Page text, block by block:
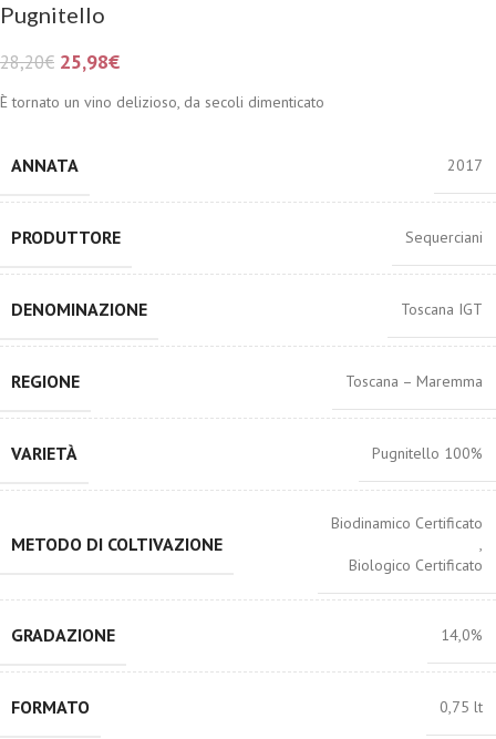
Pugnitello
28,20€ 25,98€
È tornato un vino delizioso, da secoli dimenticato
ANNATA 2017
PRODUTTORE Sequerciani
DENOMINAZIONE Toscana IGT
REGIONE Toscana – Maremma
VARIETÀ Pugnitello 100%
METODO DI COLTIVAZIONE
Biodinamico Certificato
,
Biologico Certificato
GRADAZIONE 14,0%
FORMATO 0,75 lt